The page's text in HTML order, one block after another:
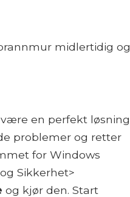
midlertidig og
en perfekt løsning
problemer og retter
for Windows
Sikkerhet>
og kjør den. Start